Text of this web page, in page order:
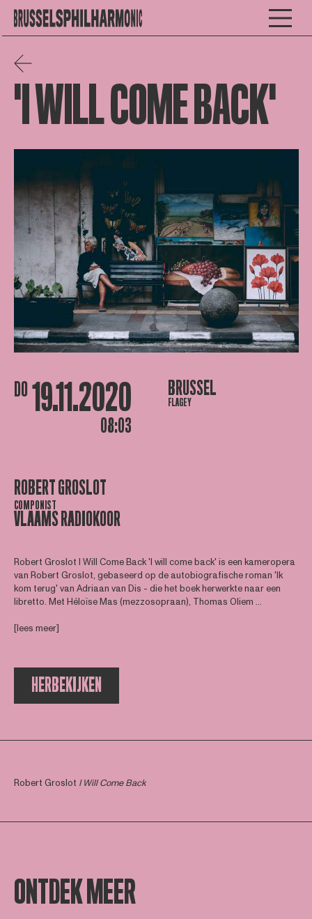
'I WILL COME BACK'
DO 19.11.2020
08:03
BRUSSEL
FLAGEY
ROBERT GROSLOT
COMPONIST
VLAAMS RADIOKOOR
Robert Groslot I Will Come Back 'I will come back' is een kameropera
van Robert Groslot, gebaseerd op de autobiografische roman 'Ik
kom terug' van Adriaan van Dis - die het boek herwerkte naar een
libretto. Met Héloïse Mas (mezzosopraan), Thomas Oliem ...
[lees meer]
HERBEKIJKEN
Robert Groslot I Will Come Back
ONTDEK MEER